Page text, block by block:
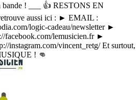
bande ! ___ 👍 RESTONS EN
aussi ici : ► EMAIL :
logic-cadeau/newsletter ►
facebook.com/lemusicien.fr ►
instagram.com/vincent_retg/ Et surtout,
! 👊